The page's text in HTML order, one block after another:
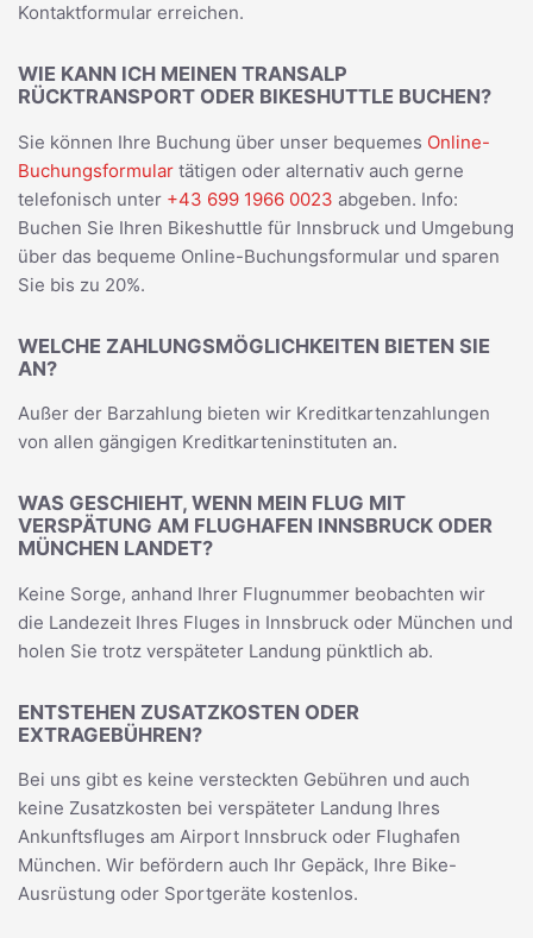
Kontaktformular erreichen.
WIE KANN ICH MEINEN TRANSALP
RÜCKTRANSPORT ODER BIKESHUTTLE BUCHEN?
Sie können Ihre Buchung über unser bequemes Online-
Buchungsformular tätigen oder alternativ auch gerne
telefonisch unter +43 699 1966 0023 abgeben. Info:
Buchen Sie Ihren Bikeshuttle für Innsbruck und Umgebung
über das bequeme Online-Buchungsformular und sparen
Sie bis zu 20%.
WELCHE ZAHLUNGSMÖGLICHKEITEN BIETEN SIE
AN?
Außer der Barzahlung bieten wir Kreditkartenzahlungen
von allen gängigen Kreditkarteninstituten an.
WAS GESCHIEHT, WENN MEIN FLUG MIT
VERSPÄTUNG AM FLUGHAFEN INNSBRUCK ODER
MÜNCHEN LANDET?
Keine Sorge, anhand Ihrer Flugnummer beobachten wir
die Landezeit Ihres Fluges in Innsbruck oder München und
holen Sie trotz verspäteter Landung pünktlich ab.
ENTSTEHEN ZUSATZKOSTEN ODER
EXTRAGEBÜHREN?
Bei uns gibt es keine versteckten Gebühren und auch
keine Zusatzkosten bei verspäteter Landung Ihres
Ankunftsfluges am Airport Innsbruck oder Flughafen
München. Wir befördern auch Ihr Gepäck, Ihre Bike-
Ausrüstung oder Sportgeräte kostenlos.